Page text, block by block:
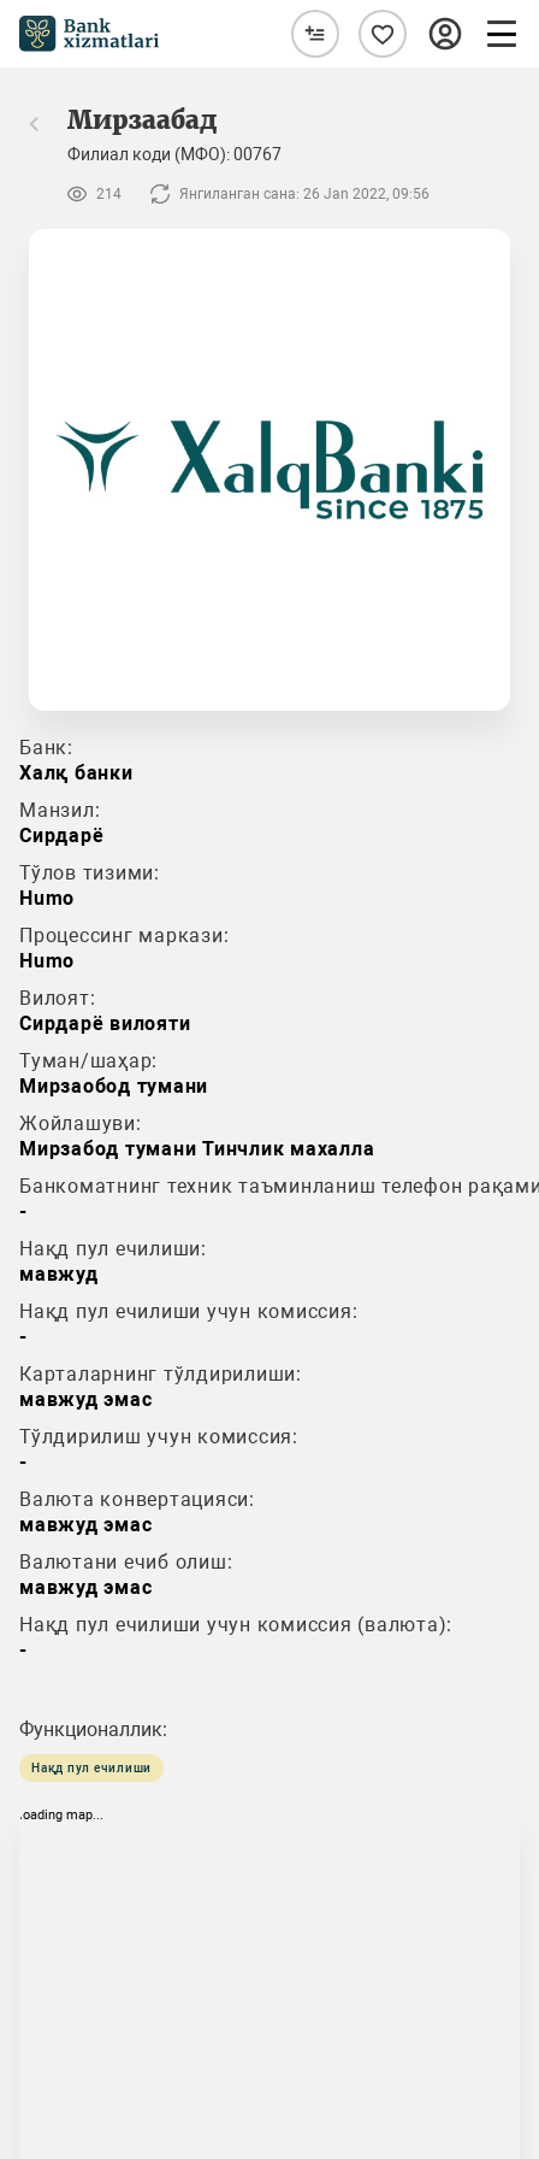
Мирзаабад
Филиал коди (МФО): 00767
214 Янгиланган сана: 26 Jan 2022, 09:56
Банк:
Халқ банки
Манзил:
Сирдарё
Тўлов тизими:
Humo
Процессинг маркази:
Humo
Вилоят:
Сирдарё вилояти
Туман/шаҳар:
Мирзаобод тумани
Жойлашуви:
Мирзабод тумани Тинчлик махалла
Банкоматнинг техник таъминланиш телефон
-
Нақд пул ечилиши:
мавжуд
Нақд пул ечилиши учун комиссия:
-
Карталарнинг тўлдирилиши:
мавжуд эмас
Тўлдирилиш учун комиссия:
-
Валюта конвертацияси:
мавжуд эмас
Валютани ечиб олиш:
мавжуд эмас
Нақд пул ечилиши учун комиссия (валюта):
-
Функционаллик:
Нақд пул ечилиши
loading map...